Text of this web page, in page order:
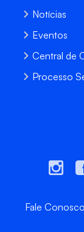
Notícias
Eventos
Central de
Processo
Fale Conosco